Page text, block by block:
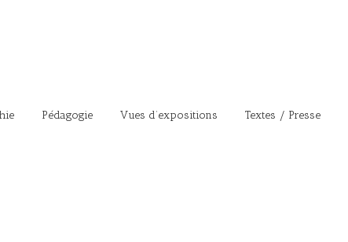
Pédagogie Vues d’expositions Textes / Presse